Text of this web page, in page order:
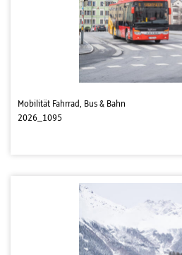
Mobilität Fahrrad, Bus & Bahn
2026_1095